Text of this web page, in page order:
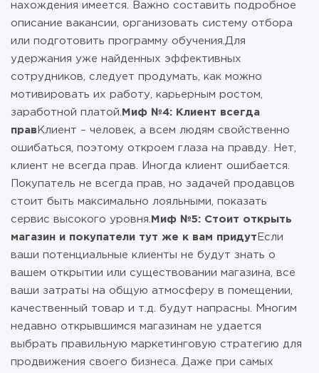
нахождения имеется. Важно составить подробное
описание вакансии, организовать систему отбора
или подготовить программу обучения.Для
удержания уже найденных эффективных
сотрудников, следует продумать, как можно
мотивировать их работу, карьерным ростом,
заработной платой. Миф №4: Клиент всегда
прав Клиент – человек, а всем людям свойственно
ошибаться, поэтому откроем глаза на правду. Нет,
клиент не всегда прав. Иногда клиент ошибается.
Покупатель не всегда прав, но задачей продавцов
стоит быть максимально лояльными, показать
сервис высокого уровня. Миф №5: Стоит открыть
магазин и покупатели тут же к вам придут Если
ваши потенциальные клиенты не будут знать о
вашем открытии или существовании магазина, все
ваши затраты на общую атмосферу в помещении,
качественный товар и т.д. будут напрасны. Многим
недавно открывшимся магазинам не удается
выбрать правильную маркетинговую стратегию для
продвижения своего бизнеса. Даже при самых